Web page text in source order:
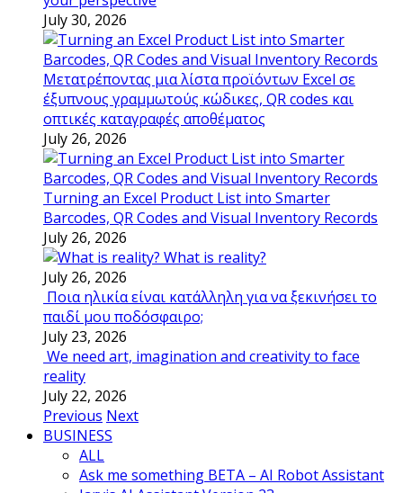
July 30, 2026
Μετατρέποντας μια λίστα προϊόντων Excel σε
έξυπνους γραμμωτούς κώδικες, QR codes και
οπτικές καταγραφές αποθέματος
July 26, 2026
Turning an Excel Product List into Smarter
Barcodes, QR Codes and Visual Inventory Records
July 26, 2026
What is reality?
July 26, 2026
Ποια ηλικία είναι κατάλληλη για να ξεκινήσει το
παιδί μου ποδόσφαιρο;
July 23, 2026
We need art, imagination and creativity to face
reality
July 22, 2026
Previous Next
BUSINESS
ALL
Ask me something BETA – AI Robot Assistant